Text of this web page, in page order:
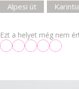
Alpesi út Karintia
Ezt a helyet még nem